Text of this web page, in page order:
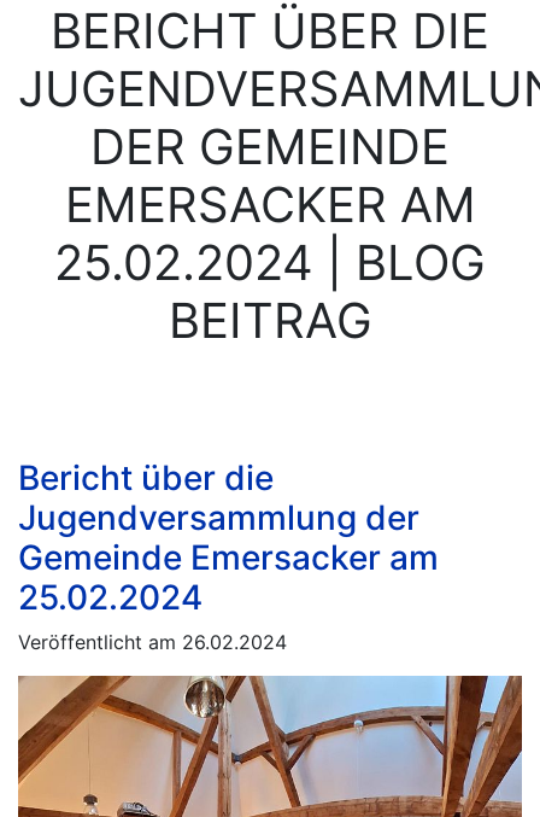
BERICHT ÜBER DIE
DER GEMEINDE
EMERSACKER AM
25.02.2024 | BLOG
BEITRAG
Bericht über die
Jugendversammlung der
Gemeinde Emersacker am
25.02.2024
Veröffentlicht am 26.02.2024